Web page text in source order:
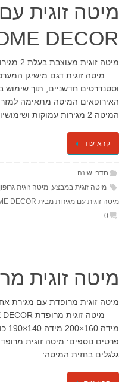
מיטה זוגית
DECOR
מיטה
מיטה זוגית דגם מישיגן
וסטנדרטים חדשניים, תוך
המיטה 2 מגירות עמוקות ושימושיות ותא אחסון פתוח את…
קרא עוד
חדרי שינה
מיטה זוגית במבצע, מיטה זוגית גרופון
מיטה זוגית עם מגירות מבית HOME DECOR
0
מיטה זוגית
פרטים נוספים: מיטה זוגית
גלגלים בחזית המיטה:…